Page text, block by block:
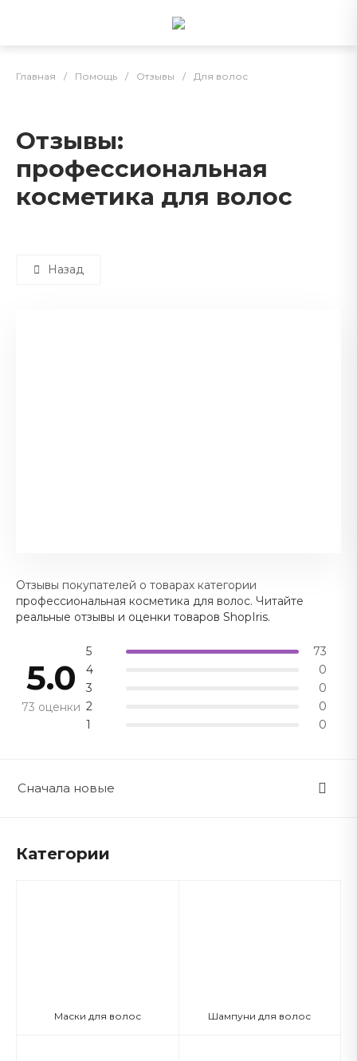
Главная / Помощь / Отзывы / Для волос
Отзывы:
профессиональная
косметика для волос
Назад
Отзывы покупателей о товарах категории
профессиональная косметика для волос. Читайте
реальные отзывы и оценки товаров ShopIris.
5.0
73 оценки
5
73
4
0
3
0
2
0
1
0
Сначала новые
Категории
Маски для волос Шампуни для волос